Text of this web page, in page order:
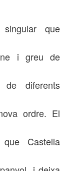
que
i greu de
de diferents
ordre. El
Castella